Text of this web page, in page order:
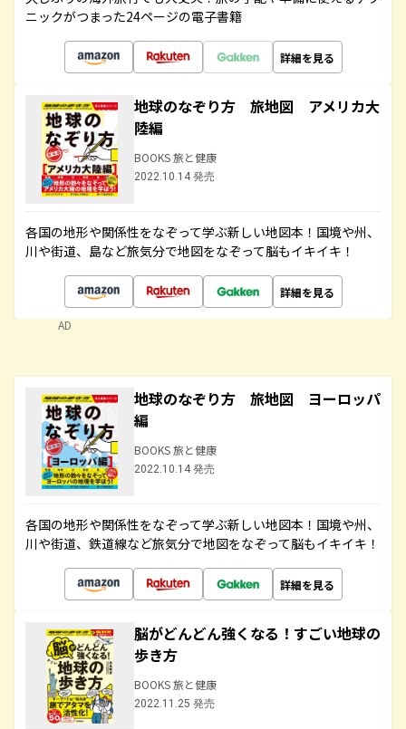
ニックがつまった24ページの電子書籍
詳細を見る
地球のなぞり方 旅地図 アメリカ大
陸編
BOOKS 旅と健康
2022.10.14 発売
各国の地形や関係性をなぞって学ぶ新しい地図本！国境や州、
川や街道、島など旅気分で地図をなぞって脳もイキイキ！
詳細を見る
AD
地球のなぞり方 旅地図 ヨーロッパ
編
BOOKS 旅と健康
2022.10.14 発売
各国の地形や関係性をなぞって学ぶ新しい地図本！国境や州、
川や街道、鉄道線など旅気分で地図をなぞって脳もイキイキ！
詳細を見る
脳がどんどん強くなる！すごい地球の
歩き方
BOOKS 旅と健康
2022.11.25 発売